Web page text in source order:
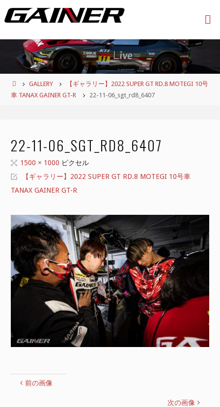
ン
ホ
ー
GALLERY
【ギャラリー】2022 SUPER GT RD.8 MOTEGI 10号
車 TANAX GAINER GT-R
22-11-06_sgt_rd8_6407
22-11-06_SGT_RD8_6407
フ
ル
サ
ズ
1500 × 1000 ピクセル
【ギャラリー】2022 SUPER GT RD.8 MOTEGI 10号車
TANAX GAINER GT-R
前の画像
次の画像